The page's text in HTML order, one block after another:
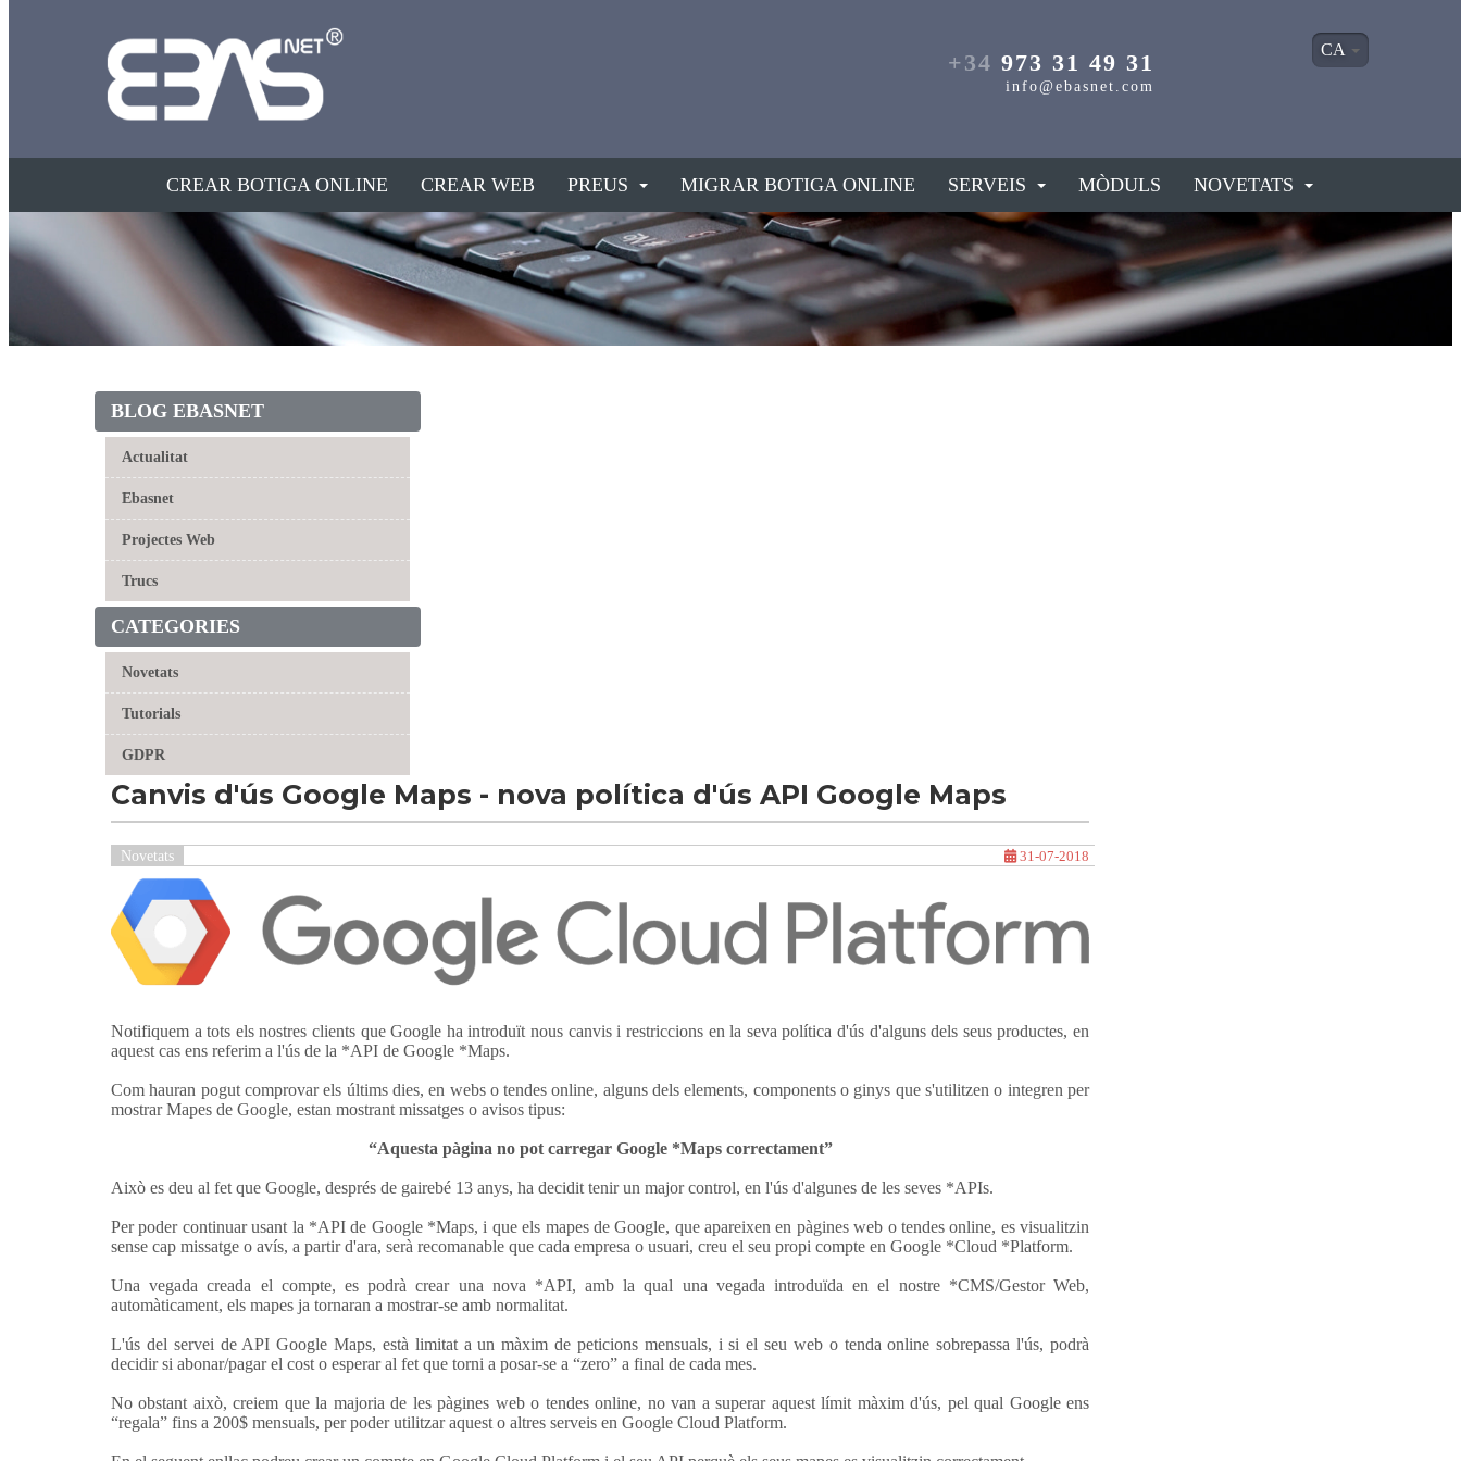
CA
CREAR BOTIGA ONLINE CREAR WEB PREUS MIGRAR BOTIGA ONLINE SERVEIS MÒDULS NOVETATS
BLOG EBASNET
Actualitat
Ebasnet
Projectes Web
Trucs
CATEGORIES
Novetats
Tutorials
GDPR
Canvis d'ús Google Maps - nova política d'ús API Google Maps
Novetats 31-07-2018
Notifiquem a tots els nostres clients que Google ha introduït nous canvis i restriccions en la seva política d'ús d'alguns dels seus productes, en
aquest cas ens referim a l'ús de la *API de Google *Maps.
Com hauran pogut comprovar els últims dies, en webs o tendes online, alguns dels elements, components o ginys que s'utilitzen o integren per
mostrar Mapes de Google, estan mostrant missatges o avisos tipus:
“Aquesta pàgina no pot carregar Google *Maps correctament”
Això es deu al fet que Google, després de gairebé 13 anys, ha decidit tenir un major control, en l'ús d'algunes de les seves *APIs.
Per poder continuar usant la *API de Google *Maps, i que els mapes de Google, que apareixen en pàgines web o tendes online, es visualitzin
sense cap missatge o avís, a partir d'ara, serà recomanable que cada empresa o usuari, creu el seu propi compte en Google *Cloud *Platform.
Una vegada creada el compte, es podrà crear una nova *API, amb la qual una vegada introduïda en el nostre *CMS/Gestor Web,
automàticament, els mapes ja tornaran a mostrar-se amb normalitat.
L'ús del servei de API Google Maps, està limitat a un màxim de peticions mensuals, i si el seu web o tenda online sobrepassa l'ús, podrà
decidir si abonar/pagar el cost o esperar al fet que torni a posar-se a “zero” a final de cada mes.
No obstant això, creiem que la majoria de les pàgines web o tendes online, no van a superar aquest límit màxim d'ús, pel qual Google ens
“regala” fins a 200$ mensuals, per poder utilitzar aquest o altres serveis en Google Cloud Platform.
+34 973 31 49 31
info@ebasnet.com